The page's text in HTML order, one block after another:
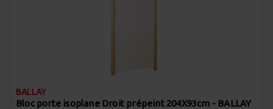
BALLAY
Bloc porte isoplane Droit prépeint 204X93cm - BALLAY